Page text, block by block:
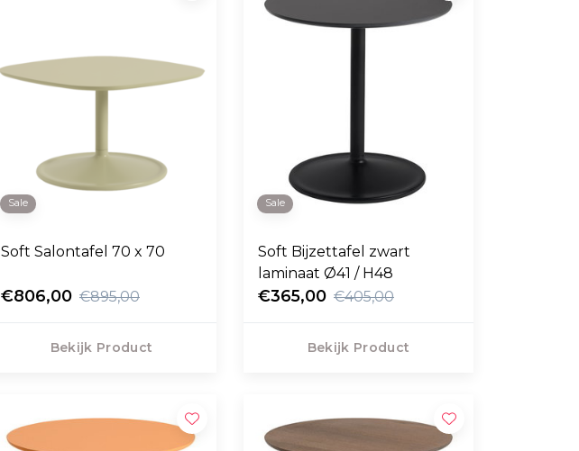
Sale
Soft Salontafel 70 x 70
€806,00 €895,00
Bekijk Product
Sale
Soft Bijzettafel zwart
laminaat Ø41 / H48
€365,00 €405,00
Bekijk Product